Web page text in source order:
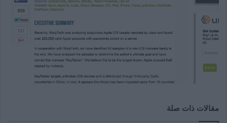
مقالات ذات صلة